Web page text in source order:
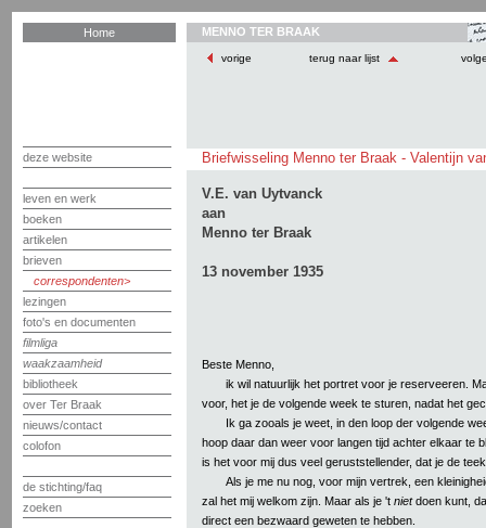
Home
deze website
leven en werk
boeken
artikelen
brieven
correspondenten
lezingen
foto's en documenten
filmliga
waakzaamheid
bibliotheek
over Ter Braak
nieuws/contact
colofon
de stichting/faq
zoeken
MENNO TER BRAAK
vorige terug naar lijst
Briefwisseling Menno ter Braak - Valentijn
V.E. van Uytvanck
aan
Menno ter Braak
13 november 1935
Beste Menno,
ik wil natuurlijk het portret voor je reserveeren.
voor, het je de volgende week te sturen, nadat het
Ik ga zooals je weet, in den loop der volgende
hoop daar dan weer voor langen tijd achter elkaar te
is het voor mij dus veel geruststellender, dat je de
Als je me nu nog, voor mijn vertrek, een
zal het mij welkom zijn. Maar als je 't nietdoen kunt,
direct een bezwaard geweten te hebben.